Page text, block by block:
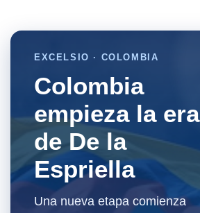
EXCELSIO · COLOMBIA
Colombia
empieza la era
de De la
Espriella
Una nueva etapa comienza